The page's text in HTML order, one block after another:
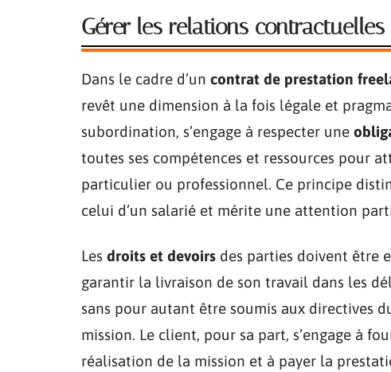
Gérer les relations
Dans le cadre d’un contrat de prestation
revêt une dimension à la fois légale et
subordination, s’engage à respecter une
toutes ses compétences et ressources pour
particulier ou professionnel. Ce principe
celui d’un salarié et mérite une attention
Les droits et devoirs des parties doivent être
garantir la livraison de son travail dans les
sans pour autant être soumis aux directives
mission. Le client, pour sa part, s’engage à
réalisation de la mission et à payer la